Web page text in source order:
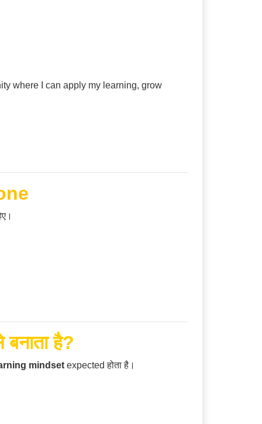
where I can apply my learning, grow
है?
mindset expected होता है।